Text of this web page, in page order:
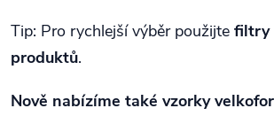
Tip: Pro rychlejší výběr použijte filtry
produktů.
Nově nabízíme také vzorky